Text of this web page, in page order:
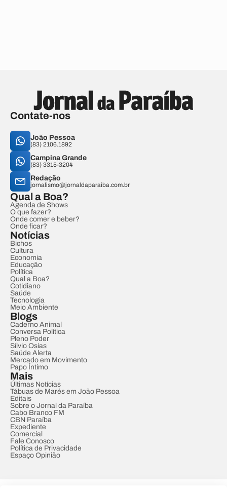
Contate-nos
João Pessoa
(83) 2106.1892
Campina Grande
(83) 3315-3204
Redação
jornalismo@jornaldaparaiba.com.br
Qual a Boa?
Agenda de Shows
O que fazer?
Onde comer e beber?
Onde ficar?
Notícias
Bichos
Cultura
Economia
Educação
Política
Qual a Boa?
Cotidiano
Saúde
Tecnologia
Meio Ambiente
Blogs
Caderno Animal
Conversa Política
Pleno Poder
Sílvio Osias
Saúde Alerta
Mercado em Movimento
Papo Íntimo
Mais
Últimas Notícias
Tábuas de Marés em João Pessoa
Editais
Sobre o Jornal da Paraíba
Cabo Branco FM
CBN Paraíba
Expediente
Comercial
Fale Conosco
Política de Privacidade
Espaço Opinião